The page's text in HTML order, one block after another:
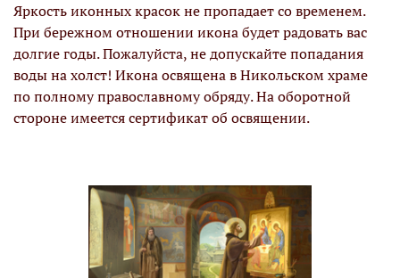
Яркость иконных красок не пропадает со временем.
При бережном отношении икона будет радовать вас
долгие годы. Пожалуйста, не допускайте попадания
воды на холст! Икона освящена в Никольском храме
по полному православному обряду. На оборотной
стороне имеется сертификат об освящении.